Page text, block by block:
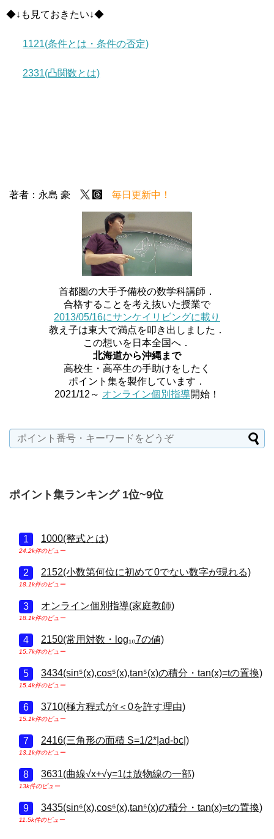
◆↓も見ておきたい↓◆
1121(条件とは・条件の否定)
2331(凸関数とは)
著者：永島 豪 毎日更新中！
首都圏の大手予備校の数学科講師．
合格することを考え抜いた授業で
2013/05/16にサンケイリビングに載り
教え子は東大で満点を叩き出しました．
この想いを日本全国へ．
北海道から沖縄まで
高校生・高卒生の手助けをしたく
ポイント集を製作しています．
2021/12～ オンライン個別指導開始！
ポイント集ランキング 1位~9位
1000(整式とは)
24.2k件のビュー
2152(小数第何位に初めて0でない数字が現れる)
18.1k件のビュー
オンライン個別指導(家庭教師)
18.1k件のビュー
2150(常用対数・log₁₀7の値)
15.7k件のビュー
3434(sin⁵(x),cos⁵(x),tan⁵(x)の積分・tan(x)=tの置換)
15.4k件のビュー
3710(極方程式がr＜0を許す理由)
15.1k件のビュー
2416(三角形の面積 S=1/2*|ad-bc|)
13.1k件のビュー
3631(曲線√x+√y=1は放物線の一部)
13k件のビュー
3435(sin⁶(x),cos⁶(x),tan⁶(x)の積分・tan(x)=tの置換)
11.5k件のビュー